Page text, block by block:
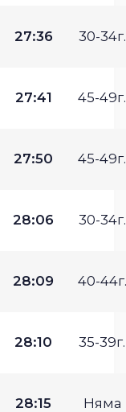
27:36 30-34г.
27:41 45-49г.
27:50 45-49г.
28:06 30-34г.
28:09 40-44г.
28:10 35-39г.
28:15 Няма